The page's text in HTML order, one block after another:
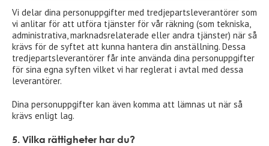
Vi delar dina personuppgifter med tredjepartsleverantörer som
vi anlitar för att utföra tjänster för vår räkning (som tekniska,
administrativa, marknadsrelaterade eller andra tjänster) när så
krävs för de syftet att kunna hantera din anställning. Dessa
tredjepartsleverantörer får inte använda dina personuppgifter
för sina egna syften vilket vi har reglerat i avtal med dessa
leverantörer.
Dina personuppgifter kan även komma att lämnas ut när så
krävs enligt lag.
5. Vilka rättigheter har du?